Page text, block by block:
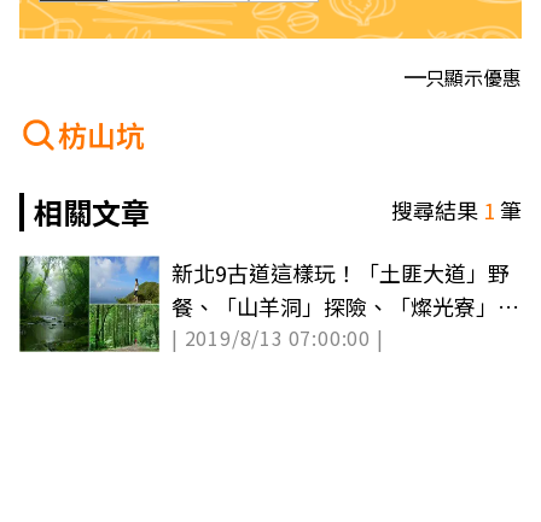
只顯示優惠
枋山坑
相關文章
搜尋結果 1筆
新北9古道這樣玩！「土匪大道」野
餐、「山羊洞」探險、「燦光寮」美
拍
| 2019/8/13 07:00:00 |